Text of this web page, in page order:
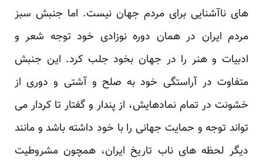
های ناآشنایی برای مردم جهان نیست. اما جنبش سبز
مردم ایران در همان دوره نوزادی خود توجه شعر و
ادبیات و هنر را در جهان بخود جلب کرد. این جنبش
متفاوت در آراستگی خود به صلح و آشتی و دوری از
خشونت در تمام نمادهایش، از پندار و گفتار تا کردار می
تواند توجه و حمایت جهانی را با خود داشته باشد و مانند
دیگر لحظه های ناب تاریخ ایران، همچون مشروطیت